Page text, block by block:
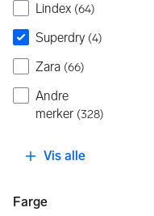
Lindex (64)
Superdry (4)
Zara (66)
Andre
merker (328)
Vis alle
Farge